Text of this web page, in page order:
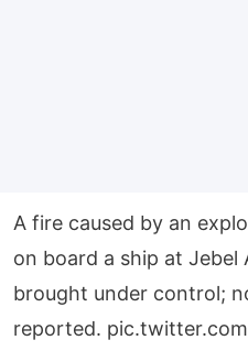
A fire caused by an
on board a ship at Jebel
brought under control;
reported.